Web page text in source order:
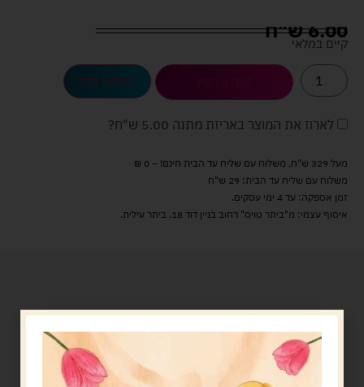
6.00ש"ח
קיים במלאי
הוספה לסל
לארוז את המוצר באריזת מתנה 5.00 ש"ח ?
מעל 329 ש"ח, משלוח עם שליח עד הבית חינם! – 0 ₪
משלוח עם שליח עד הבית: 29 ש"ח
זמן אספקה: עד 4 ימי עסקים.
איסוף עצמי: מ"ביתר טויס" רחוב בניין דוד 18, ביתר עילית.